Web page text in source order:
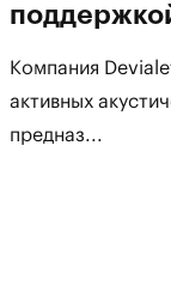
Компания
активных
предназ...